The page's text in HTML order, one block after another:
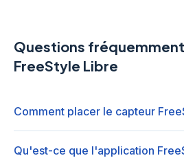
Questions
FreeStyle Libre
Comment placer le capteur
Qu'est-ce que l'application